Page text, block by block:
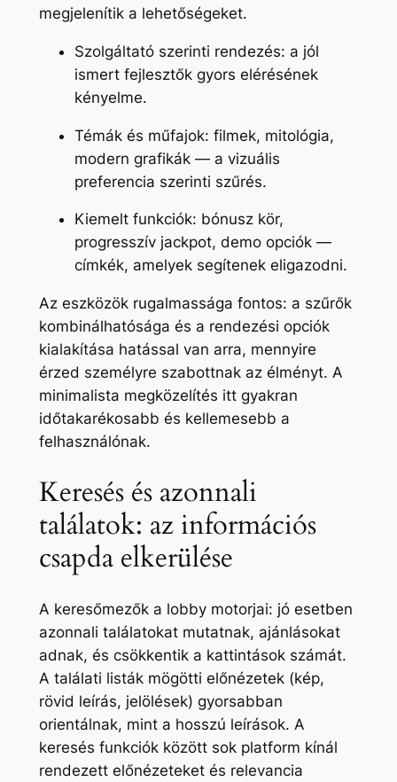
megjelenítik a lehetőségeket.
Szolgáltató szerinti rendezés: a jól
ismert fejlesztők gyors elérésének
kényelme.
Témák és műfajok: filmek, mitológia,
modern grafikák — a vizuális
preferencia szerinti szűrés.
Kiemelt funkciók: bónusz kör,
progresszív jackpot, demo opciók —
címkék, amelyek segítenek eligazodni.
Az eszközök rugalmassága fontos: a szűrők
kombinálhatósága és a rendezési opciók
kialakítása hatással van arra, mennyire
érzed személyre szabottnak az élményt. A
minimalista megközelítés itt gyakran
időtakarékosabb és kellemesebb a
felhasználónak.
Keresés és azonnali
találatok: az információs
csapda elkerülése
A keresőmezők a lobby motorjai: jó esetben
azonnali találatokat mutatnak, ajánlásokat
adnak, és csökkentik a kattintások számát.
A találati listák mögötti előnézetek (kép,
rövid leírás, jelölések) gyorsabban
orientálnak, mint a hosszú leírások. A
keresés funkciók között sok platform kínál
rendezett előnézeteket és relevancia